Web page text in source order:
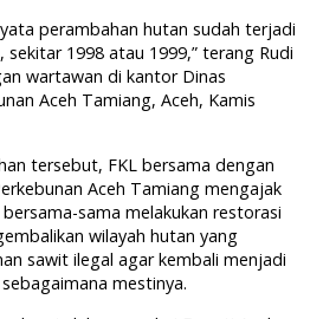
perambahan hutan sudah terjadi
1998 atau 1999,” terang Rudi
wartawan di kantor Dinas
Aceh Tamiang, Aceh, Kamis
tersebut, FKL bersama dengan
Aceh Tamiang mengajak
sama melakukan restorasi
wilayah hutan yang
sawit ilegal agar kembali menjadi
mestinya.